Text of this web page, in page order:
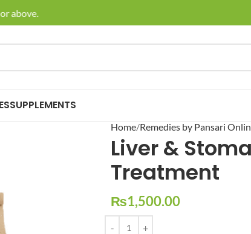
SUPPLEMENTS
Home Remedies by Pansari
Liver &
Treatment
₨1,500.00